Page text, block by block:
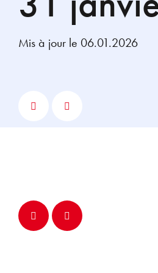
Mis à jour le 06.01.2026